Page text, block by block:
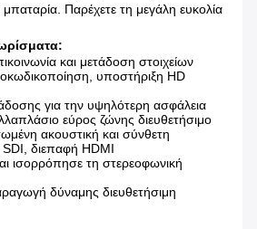
Παρέχετε τη μεγάλη ευκολία
και μετάδοση στοιχείων
υποστήριξη HD
για την υψηλότερη ασφάλεια
εύρος ζώνης διευθετήσιμο
ακουστική και σύνθετη
SDI, διεπαφή HDMI
ισορρόπησε τη στερεοφωνική
δύναμης διευθετήσιμη